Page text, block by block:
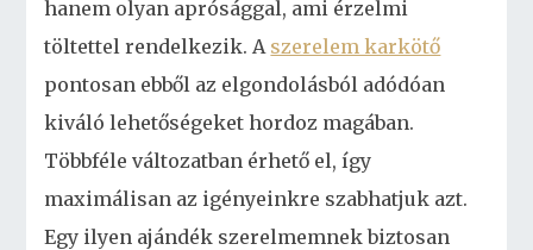
hanem olyan aprósággal, ami érzelmi
töltettel rendelkezik. A szerelem karkötő
pontosan ebből az elgondolásból adódóan
kiváló lehetőségeket hordoz magában.
Többféle változatban érhető el, így
maximálisan az igényeinkre szabhatjuk azt.
Egy ilyen ajándék szerelmemnek biztosan